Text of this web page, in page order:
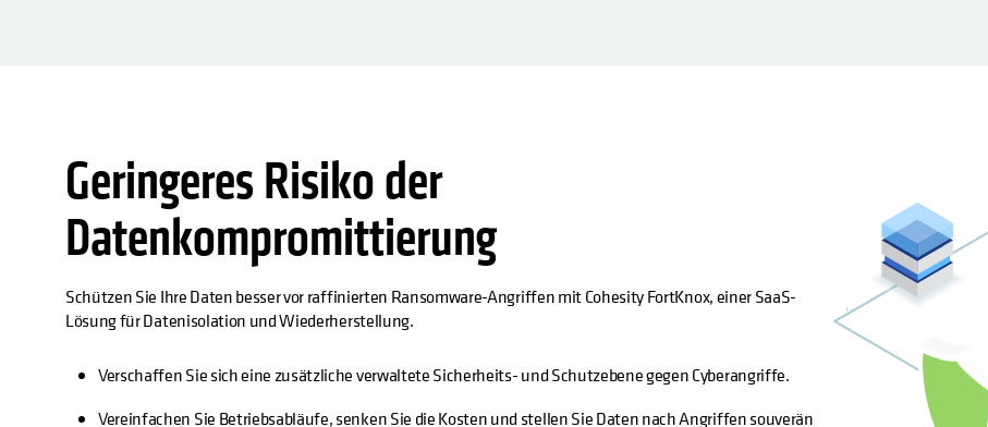
Geringeres Risiko der
Datenkompromittierung
Schützen Sie Ihre Daten besser vor raffinierten Ransomware-Angriffen mit Cohesity FortKnox, einer SaaS-
Lösung für Datenisolation und Wiederherstellung.
Verschaffen Sie sich eine zusätzliche verwaltete Sicherheits- und Schutzebene gegen Cyberangriffe.
Vereinfachen Sie Betriebsabläufe, senken Sie die Kosten und stellen Sie Daten nach Angriffen souverän